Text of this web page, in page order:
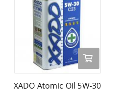
XADO Atomic Oil 5W-30